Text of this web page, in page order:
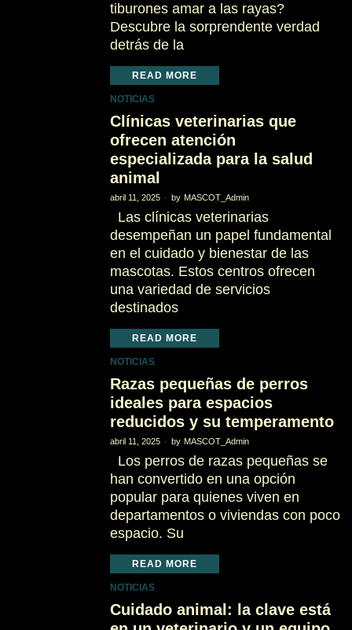
tiburones amar a las rayas?
Descubre la sorprendente verdad
detrás de la
READ MORE
NOTICIAS
Clínicas veterinarias que
ofrecen atención
especializada para la salud
animal
abril 11, 2025 by MASCOT_Admin
Las clínicas veterinarias
desempeñan un papel fundamental
en el cuidado y bienestar de las
mascotas. Estos centros ofrecen
una variedad de servicios
destinados
READ MORE
NOTICIAS
Razas pequeñas de perros
ideales para espacios
reducidos y su temperamento
abril 11, 2025 by MASCOT_Admin
Los perros de razas pequeñas se
han convertido en una opción
popular para quienes viven en
departamentos o viviendas con poco
espacio. Su
READ MORE
NOTICIAS
Cuidado animal: la clave está